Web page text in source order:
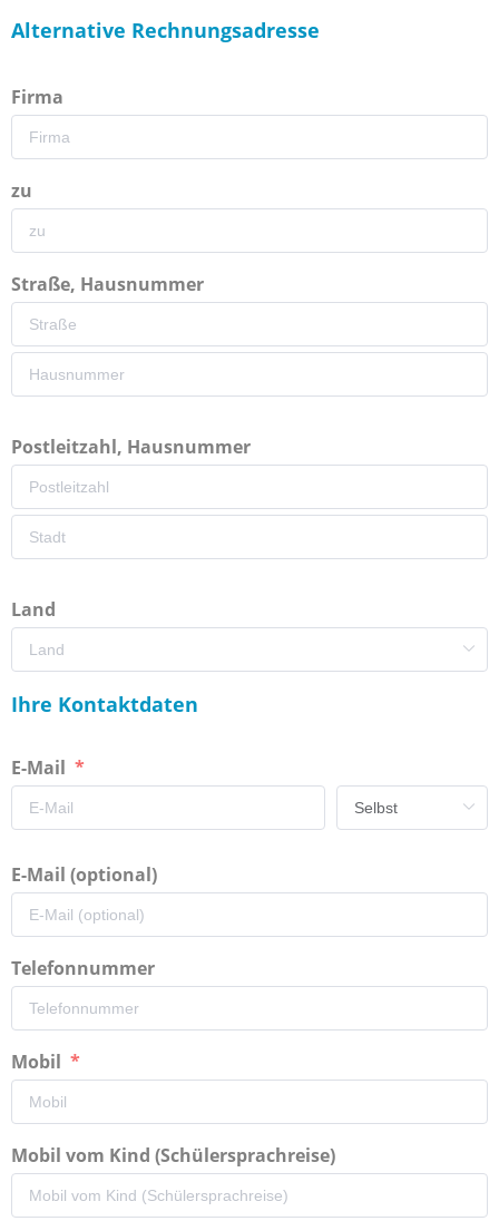
Alternative Rechnungsadresse
Firma
zu
Straße, Hausnummer
Postleitzahl, Hausnummer
Land
Ihre Kontaktdaten
E-Mail
E-Mail (optional)
Telefonnummer
Mobil
Mobil vom Kind (Schülersprachreise)